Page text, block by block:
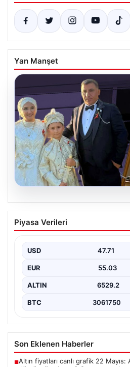
Yan Manşet
Çanakkale’de böcek
dönüştü. Yusuf öldü,
{“title”: “Çanakkale’de Böcek
“content”:…
Piyasa Verileri
USD 47.71
EUR 55.03
ALTIN 6529.2
BTC 3061750
Son Eklenen Haberler
■Altın fiyatları canlı grafik 22 Mayıs: